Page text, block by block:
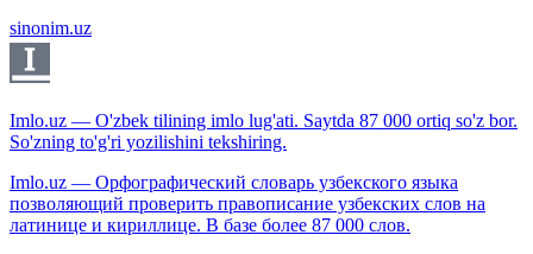
sinonim.uz
Imlo.uz — O'zbek tilining imlo lug'ati. Saytda 87 000 ortiq so'z bor.
So'zning to'g'ri yozilishini tekshiring.
Imlo.uz — Орфографический словарь узбекского языка
позволяющий проверить правописание узбекских слов на
латинице и кириллице. В базе более 87 000 слов.